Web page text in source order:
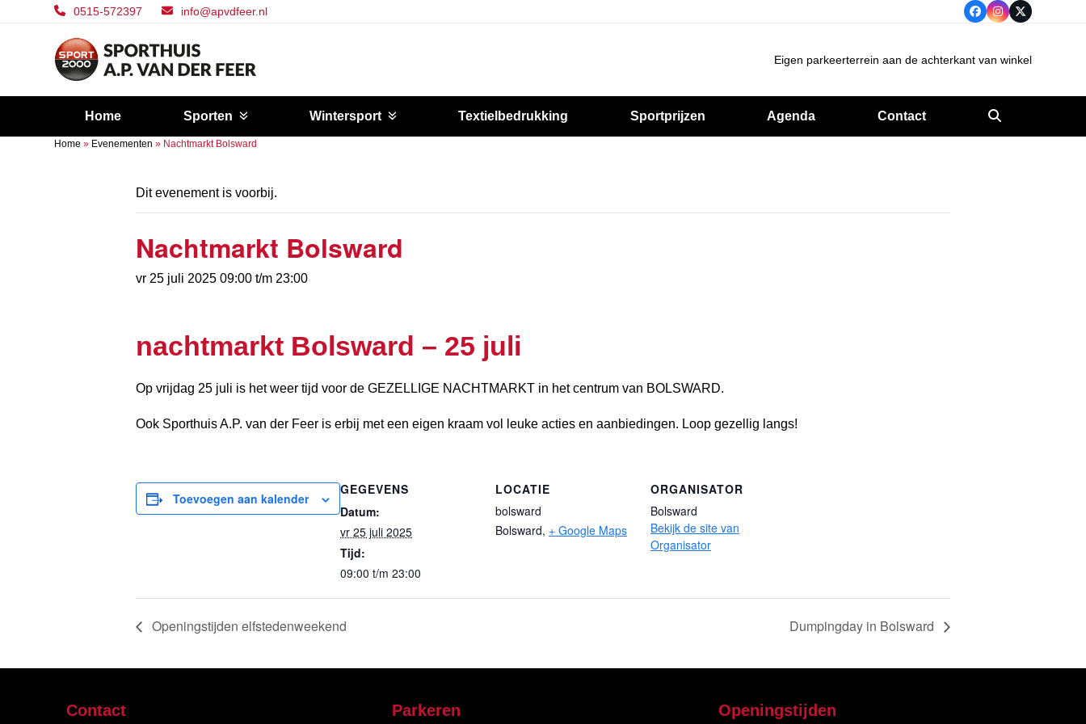
0515-572397 info@apvdfeer.nl Facebook
Instagram
Twitter
Eigen parkeerterrein aan de achterkant van winkel
Home Sporten Wintersport Textielbedrukking Sportprijzen Agenda Contact
Home » Evenementen » Nachtmarkt Bolsward
Dit evenement is voorbij.
Nachtmarkt Bolsward
vr 25 juli 2025 09:00 t/m 23:00
nachtmarkt Bolsward – 25 juli
Op vrijdag 25 juli is het weer tijd voor de GEZELLIGE NACHTMARKT in het centrum van BOLSWARD.
Ook Sporthuis A.P. van der Feer is erbij met een eigen kraam vol leuke acties en aanbiedingen. Loop gezellig langs!
Toevoegen aan kalender
GEGEVENS
Datum:
vr 25 juli 2025
Tijd:
09:00 t/m 23:00
LOCATIE
bolsward
Bolsward, + Google Maps
ORGANISATOR
Bolsward
Bekijk de site van
Organisator
Openingstijden elfstedenweekend Dumpingday in Bolsward
Contact Parkeren Openingstijden